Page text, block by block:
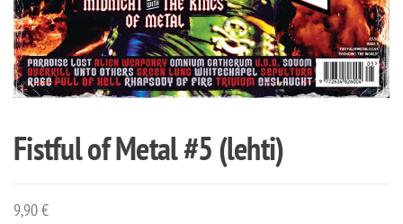
Fistful of Metal #5 (lehti)
9,90€